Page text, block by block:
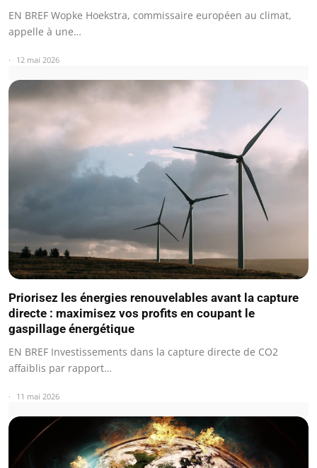
EN BREF Wopke Hoekstra, commissaire européen au climat,
appelle à une…
12 mai 2026
Priorisez les énergies renouvelables avant la capture
directe : maximisez vos profits en coupant le
gaspillage énergétique
EN BREF Investissements dans la capture directe de CO2
affaiblis par rapport…
11 mai 2026